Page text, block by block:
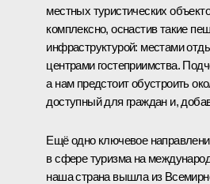
местных туристических
комплексно, оснастив такие
инфраструктурой: местами
центрами гостеприимства.
а нам предстоит обустроить
доступный для граждан и,
Ещё одно ключевое
в сфере туризма на
наша страна вышла из